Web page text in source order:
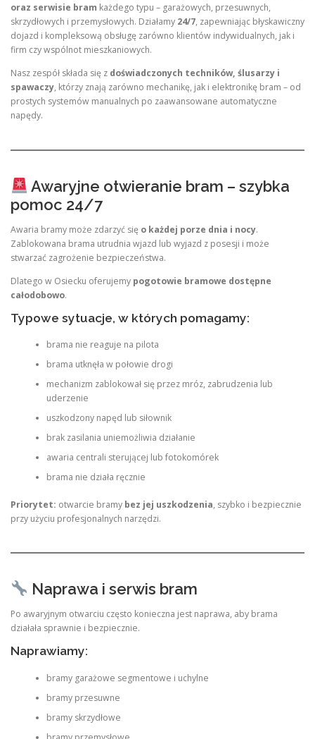
oraz serwisie bram każdego typu – garażowych, przesuwnych,
skrzydłowych i przemysłowych. Działamy 24/7, zapewniając błyskawiczny
dojazd i kompleksową obsługę zarówno klientów indywidualnych, jak i
firm czy wspólnot mieszkaniowych.
Nasz zespół składa się z doświadczonych techników, ślusarzy i
spawaczy, którzy znają zarówno mechanikę, jak i elektronikę bram – od
prostych systemów manualnych po zaawansowane automatyczne
napędy.
Awaryjne otwieranie bram – szybka
pomoc 24/7
Awaria bramy może zdarzyć się o każdej porze dnia i nocy.
Zablokowana brama utrudnia wjazd lub wyjazd z posesji i może
stwarzać zagrożenie bezpieczeństwa.
Dlatego w Osiecku oferujemy pogotowie bramowe dostępne
całodobowo.
Typowe sytuacje, w których pomagamy:
brama nie reaguje na pilota
brama utknęła w połowie drogi
mechanizm zablokował się przez mróz, zabrudzenia lub
uderzenie
uszkodzony napęd lub siłownik
brak zasilania uniemożliwia działanie
awaria centrali sterującej lub fotokomórek
brama nie działa ręcznie
Priorytet: otwarcie bramy bez jej uszkodzenia, szybko i bezpiecznie
przy użyciu profesjonalnych narzędzi.
Naprawa i serwis bram
Po awaryjnym otwarciu często konieczna jest naprawa, aby brama
działała sprawnie i bezpiecznie.
Naprawiamy:
bramy garażowe segmentowe i uchylne
bramy przesuwne
bramy skrzydłowe